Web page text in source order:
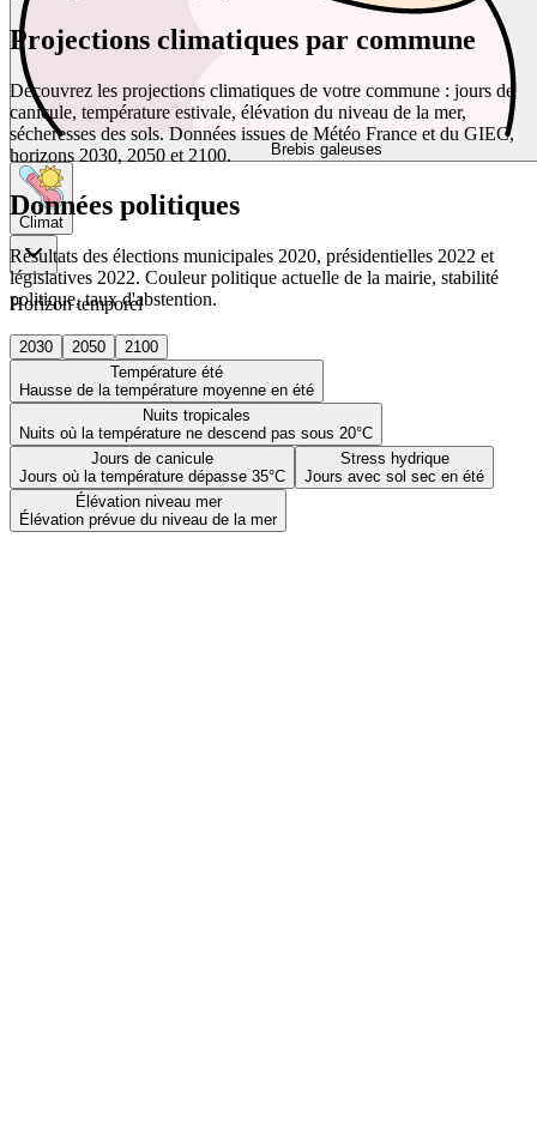
Brebis galeuses
Climat
Horizon temporel
2030 2050
2100
Température été
Hausse de la température moyenne en été
Nuits tropicales
Nuits où la température ne descend pas sous 20°C
Jours de canicule
Jours où la température dépasse 35°C
Stress hydrique
Jours avec sol sec en été
Élévation niveau mer
Élévation prévue du niveau de la mer
Projections climatiques par commune
Découvrez les projections climatiques de votre commune : jours de
canicule, température estivale, élévation du niveau de la mer,
sécheresses des sols. Données issues de Météo France et du GIEC,
horizons 2030, 2050 et 2100.
Données politiques
Résultats des élections municipales 2020, présidentielles 2022 et
législatives 2022. Couleur politique actuelle de la mairie, stabilité
politique, taux d'abstention.